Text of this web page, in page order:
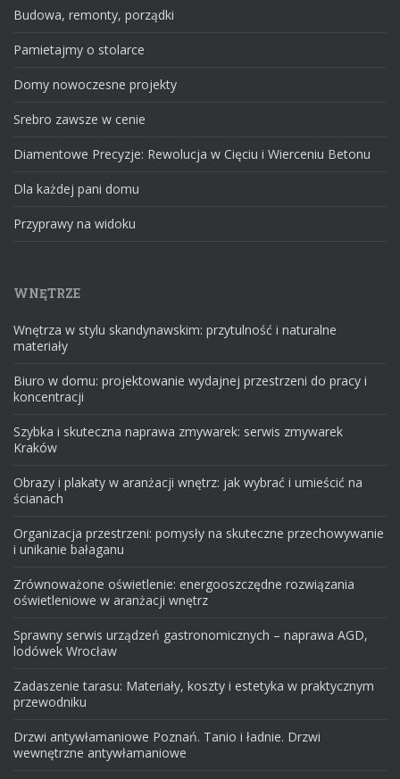
Budowa, remonty, porządki
Pamietajmy o stolarce
Domy nowoczesne projekty
Srebro zawsze w cenie
Diamentowe Precyzje: Rewolucja w Cięciu i Wierceniu Betonu
Dla każdej pani domu
Przyprawy na widoku
WNĘTRZE
Wnętrza w stylu skandynawskim: przytulność i naturalne
materiały
Biuro w domu: projektowanie wydajnej przestrzeni do pracy i
koncentracji
Szybka i skuteczna naprawa zmywarek: serwis zmywarek
Kraków
Obrazy i plakaty w aranżacji wnętrz: jak wybrać i umieścić na
ścianach
Organizacja przestrzeni: pomysły na skuteczne przechowywanie
i unikanie bałaganu
Zrównoważone oświetlenie: energooszczędne rozwiązania
oświetleniowe w aranżacji wnętrz
Sprawny serwis urządzeń gastronomicznych – naprawa AGD,
lodówek Wrocław
Zadaszenie tarasu: Materiały, koszty i estetyka w praktycznym
przewodniku
Drzwi antywłamaniowe Poznań. Tanio i ładnie. Drzwi
wewnętrzne antywłamaniowe